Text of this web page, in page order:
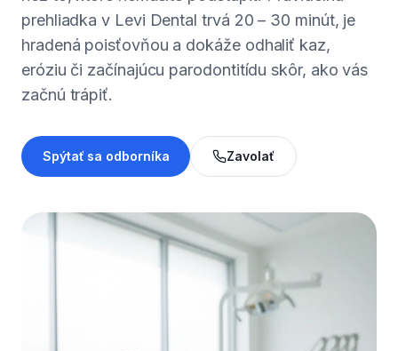
prehliadka v Levi Dental trvá 20 – 30 minút, je
hradená poisťovňou a dokáže odhaliť kaz,
eróziu či začínajúcu parodontitídu skôr, ako vás
začnú trápiť.
Spýtať sa odborníka Zavolať